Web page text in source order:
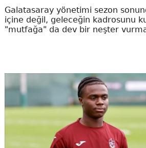
Galatasaray yönetimi sezon
içine değil, geleceğin kadrosunu
"mutfağa" da dev bir neşter